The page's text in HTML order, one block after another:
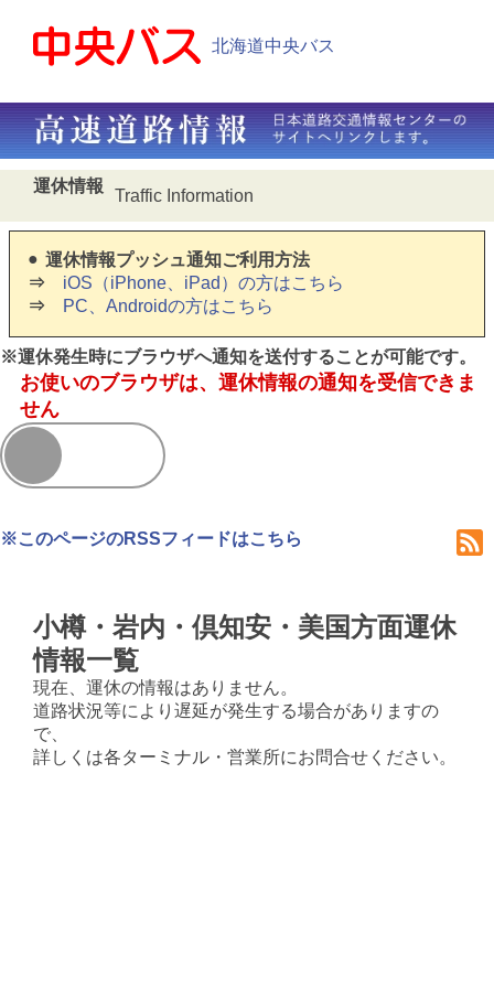
北海道中央バス
運休情報
Traffic Information
運休情報プッシュ通知ご利用方法
iOS（iPhone、iPad）の方はこちら
PC、Androidの方はこちら
※運休発生時にブラウザへ通知を送付することが可能です。
お使いのブラウザは、運休情報の通知を受信できま
せん
※このページのRSSフィードはこちら
小樽・岩内・倶知安・美国方面運休
情報一覧
現在、運休の情報はありません。
道路状況等により遅延が発生する場合がありますの
で、
詳しくは各ターミナル・営業所にお問合せください。